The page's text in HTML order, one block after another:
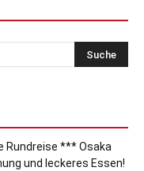
Rundreise *** Osaka
und leckeres Essen!